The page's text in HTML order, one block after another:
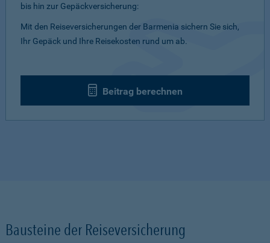
bis hin zur Gepäckversicherung:
Mit den Reiseversicherungen der Barmenia sichern Sie sich,
Ihr Gepäck und Ihre Reisekosten rund um ab.
Beitrag berechnen
Bausteine der Reiseversicherung